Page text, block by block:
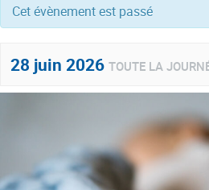
Cet évènement est passé
28 juin 2026 TOUTE LA